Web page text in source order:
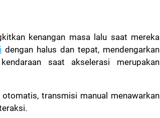
kenangan masa lalu saat mereka
dengan halus dan tepat, mendengarkan
saat akselerasi merupakan
transmisi manual menawarkan